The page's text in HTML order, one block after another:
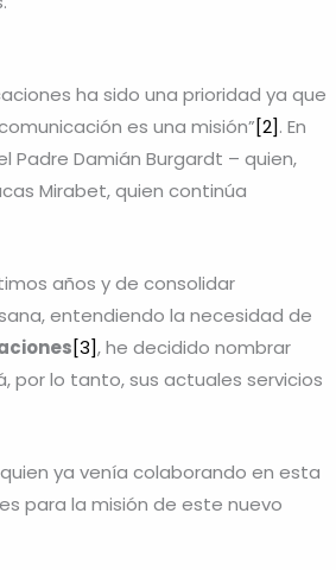
ha sido una prioridad ya que
es una misión”[2]. En
Damián Burgardt – quien,
Mirabet, quien continúa
años y de consolidar
entendiendo la necesidad de
[3], he decidido nombrar
por lo tanto, sus actuales servicios
ya venía colaborando en esta
para la misión de este nuevo